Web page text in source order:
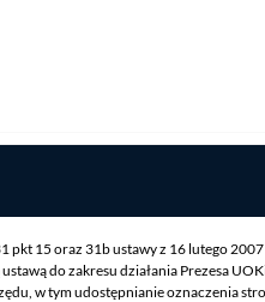
pkt 15 oraz 31b ustawy z 16 lutego
do zakresu działania Prezesa
w tym udostępnianie oznaczenia